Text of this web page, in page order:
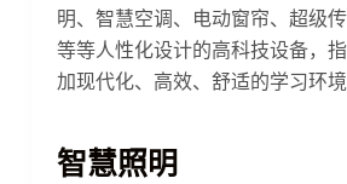
明、智慧空调、电动窗帘、超级
等等人性化设计的高科技设备，
加现代化、高效、舒适的学习环境
智慧照明